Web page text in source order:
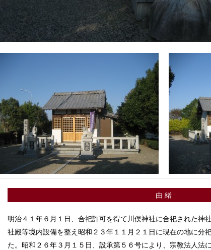
由 緒
明治４１年６月１日、合祀許可を得て川俣神社に合祀された神
社殿等境内設備を整え昭和２３年１１月２１日に現在の地に分
た。昭和２６年３月１５日、設承第５６号により、宗教法人法